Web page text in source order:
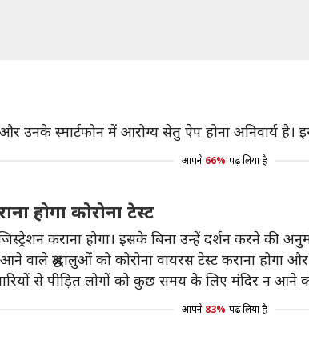
उनके स्मार्टफोन में आरोग्य सेतु ऐप होना अनिवार्य है।
आपने 66% पढ़ लिया है
होगा कोरोना टेस्ट
कराना होगा। इसके बिना उन्हें दर्शन करने की
श्रद्धालुओं को कोरोना वायरस टेस्ट कराना होगा
से पीड़ित लोगों को कुछ समय के लिए मंदिर न आने
आपने 83% पढ़ लिया है